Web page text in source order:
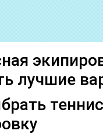
лучшие